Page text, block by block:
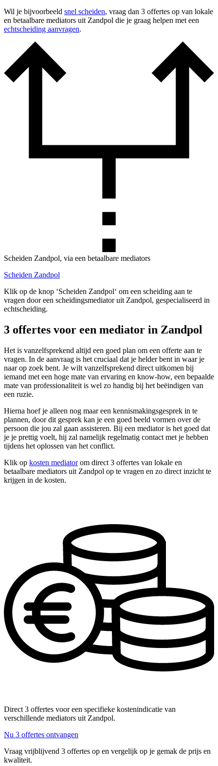
Wil je bijvoorbeeld snel scheiden, vraag dan 3 offertes op van lokale
en betaalbare mediators uit Zandpol die je graag helpen met een
echtscheiding aanvragen.
Scheiden Zandpol, via een betaalbare mediators
Scheiden Zandpol
Klik op de knop ‘Scheiden Zandpol‘ om een scheiding aan te
vragen door een scheidingsmediator uit Zandpol, gespecialiseerd in
echtscheiding.
3 offertes voor een mediator in Zandpol
Het is vanzelfsprekend altijd een goed plan om een offerte aan te
vragen. In de aanvraag is het cruciaal dat je helder bent in waar je
naar op zoek bent. Je wilt vanzelfsprekend direct uitkomen bij
iemand met een hoge mate van ervaring en know-how, een bepaalde
mate van professionaliteit is wel zo handig bij het beëindigen van
een ruzie.
Hierna hoef je alleen nog maar een kennismakingsgesprek in te
plannen, door dit gesprek kan je een goed beeld vormen over de
persoon die jou zal gaan assisteren. Bij een mediator is het goed dat
je je prettig voelt, hij zal namelijk regelmatig contact met je hebben
tijdens het oplossen van het conflict.
Klik op kosten mediatorom direct 3 offertes van lokale en
betaalbare mediators uit Zandpol op te vragen en zo direct inzicht te
krijgen in de kosten.
Direct 3 offertes voor een specifieke kostenindicatie van
verschillende mediators uit Zandpol.
Nu 3 offertes ontvangen
Vraag vrijblijvend 3 offertes op en vergelijk op je gemak de prijs en
kwaliteit.